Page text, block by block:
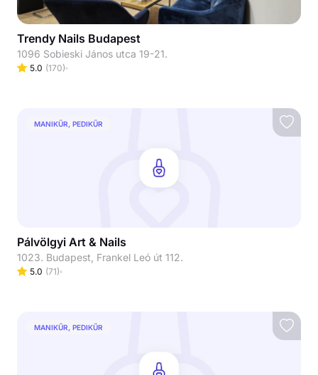
Trendy Nails Budapest
1096 Sobieski János utca 19-21.
5.0 (170)
MANIKŰR, PEDIKŰR
Pálvölgyi Art & Nails
1023. Budapest, Frankel Leó út 112.
5.0 (71)
MANIKŰR, PEDIKŰR